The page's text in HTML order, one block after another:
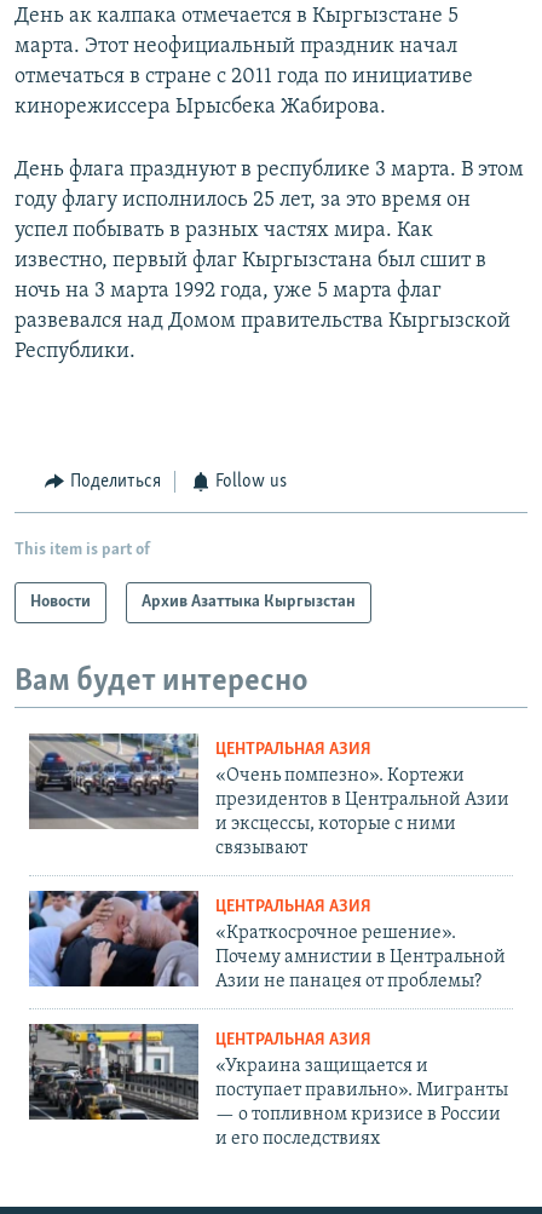
День ак калпака отмечается в Кыргызстане 5
марта. Этот неофициальный праздник начал
отмечаться в стране с 2011 года по инициативе
кинорежиссера Ырысбека Жабирова.
День флага празднуют в республике 3 марта. В этом
году флагу исполнилось 25 лет, за это время он
успел побывать в разных частях мира. Как
известно, первый флаг Кыргызстана был сшит в
ночь на 3 марта 1992 года, уже 5 марта флаг
развевался над Домом правительства Кыргызской
Республики.
Поделиться Follow us
This item is part of
Новости Архив Азаттыка Кыргызстан
Вам будет интересно
ЦЕНТРАЛЬНАЯ АЗИЯ
«Очень помпезно». Кортежи
президентов в Центральной Азии
и эксцессы, которые с ними
связывают
ЦЕНТРАЛЬНАЯ АЗИЯ
«Краткосрочное решение».
Почему амнистии в Центральной
Азии не панацея от проблемы?
ЦЕНТРАЛЬНАЯ АЗИЯ
«Украина защищается и
поступает правильно». Мигранты
— о топливном кризисе в России
и его последствиях